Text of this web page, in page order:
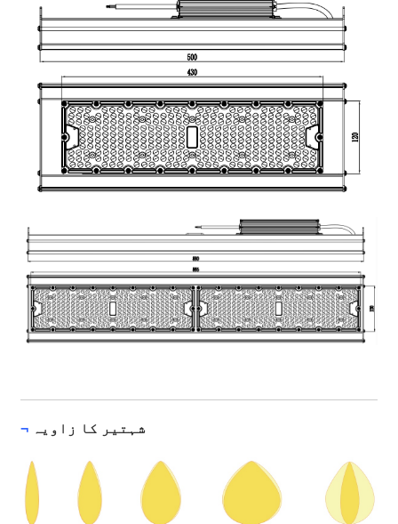
¬ شہتیر کا زاویہ